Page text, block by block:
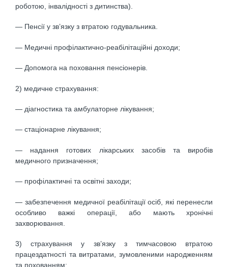
роботою, інвалідності з дитинства).
— Пенсії у зв’язку з втратою годувальника.
— Медичні профілактично-реабілітаційні доходи;
— Допомога на поховання пенсіонерів.
2) медичне страхування:
— діагностика та амбулаторне лікування;
— стаціонарне лікування;
— надання готових лікарських засобів та виробів
медичного призначення;
— профілактичні та освітні заходи;
— забезпечення медичної реабілітації осіб, які перенесли
особливо важкі операції, або мають хронічні
захворювання.
3) страхування у зв’язку з тимчасовою втратою
працездатності та витратами, зумовленими народженням
та похованням: